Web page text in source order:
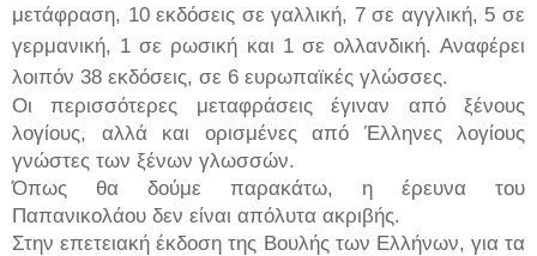
μετάφραση, 10 εκδόσεις σε γαλλική, 7 σε αγγλική, 5 σε
γερμανική, 1 σε ρωσική και 1 σε ολλανδική. Αναφέρει
λοιπόν 38 εκδόσεις, σε 6 ευρωπαϊκές γλώσσες.
Οι περισσότερες μεταφράσεις έγιναν από ξένους
λογίους, αλλά και ορισμένες από Έλληνες λογίους
γνώστες των ξένων γλωσσών.
Όπως θα δούμε παρακάτω, η έρευνα του
Παπανικολάου δεν είναι απόλυτα ακριβής.
Στην επετειακή έκδοση της Βουλής των Ελλήνων, για τα